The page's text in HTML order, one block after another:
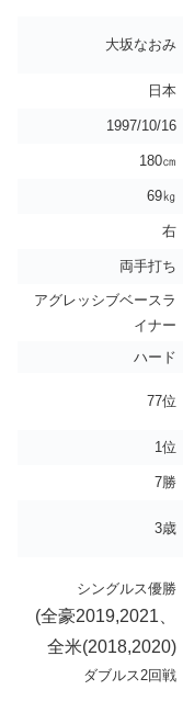
大坂なおみ
日本
1997/10/16
180㎝
69㎏
右
両手打ち
アグレッシブベースラ
イナー
ハード
77位
1位
7勝
3歳
シングルス優勝
(全豪2019,2021、
全米(2018,2020)
ダブルス2回戦